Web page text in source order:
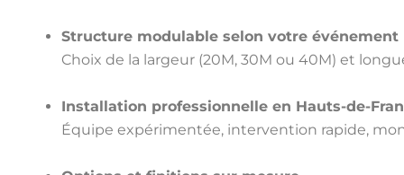
Structure modulable selon votre événement
Choix de la largeur (20M, 30M ou 40M) et
Installation professionnelle en Hauts-de-
Équipe expérimentée, intervention rapide,